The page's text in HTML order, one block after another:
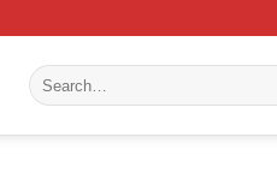
Search
for: